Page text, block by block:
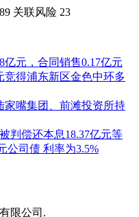
关联风险 23
亿元，合同销售0.17亿元
竞得浦东新区金色中环多
家嘴集团、前滩投资所持
判偿还本息18.37亿元等
公司债 利率为3.5%
限公司.